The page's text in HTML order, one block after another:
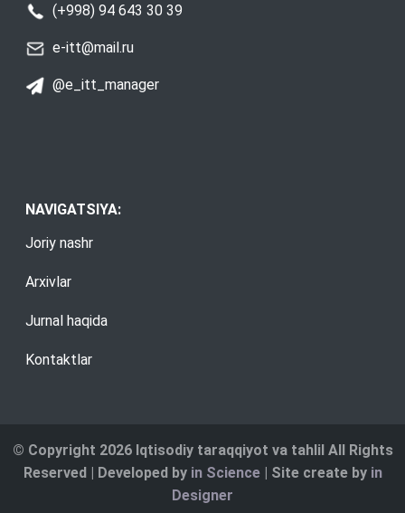
(+998) 94 643 30 39
e-itt@mail.ru
@e_itt_manager
NAVIGATSIYA:
Joriy nashr
Arxivlar
Jurnal haqida
Kontaktlar
© Copyright 2026 Iqtisodiy taraqqiyot va tahlil All Rights
Reserved | Developed by in Science| Site create by in
Designer